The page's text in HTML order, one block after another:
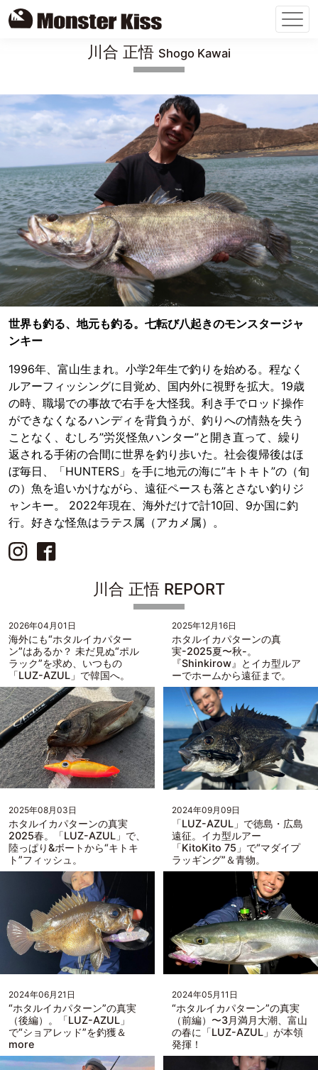
川合 正悟 Shogo Kawai
世界も釣る、地元も釣る。七転び八起きのモンスタージャ
ンキー
1996年、富山生まれ。小学2年生で釣りを始める。程なく
ルアーフィッシングに目覚め、国内外に視野を拡大。19歳
の時、職場での事故で右手を大怪我。利き手でロッド操作
ができなくなるハンディを背負うが、釣りへの情熱を失う
ことなく、むしろ”労災怪魚ハンター”と開き直って、繰り
返される手術の合間に世界を釣り歩いた。社会復帰後はほ
ぼ毎日、「HUNTERS」を手に地元の海に”キトキト”の（旬
の）魚を追いかけながら、遠征ペースも落とさない釣りジ
ャンキー。 2022年現在、海外だけで計10回、9か国に釣
行。好きな怪魚はラテス属（アカメ属）。
川合 正悟 REPORT
2026年04月01日
海外にも“ホタルイカパター
ン”はあるか？ 未だ見ぬ“ポル
ラック”を求め、いつもの
「LUZ-AZUL」で韓国へ。
2025年12月16日
ホタルイカパターンの真
実-2025夏〜秋-。
『Shinkirow』とイカ型ルア
ーでホームから遠征まで。
2025年08月03日
ホタルイカパターンの真実
2025春。「LUZ-AZUL」で、
陸っぱり&ボートから“キトキ
ト”フィッシュ。
2024年09月09日
「LUZ-AZUL」で徳島・広島
遠征。イカ型ルアー
「KitoKito 75」で“マダイプ
ラッギング”＆青物。
2024年06月21日
“ホタルイカパターン”の真実
（後編）。「LUZ-AZUL」
で“ショアレッド”を釣獲＆
more
2024年05月11日
“ホタルイカパターン”の真実
（前編）〜3月満月大潮、富山
の春に「LUZ-AZUL」が本領
発揮！